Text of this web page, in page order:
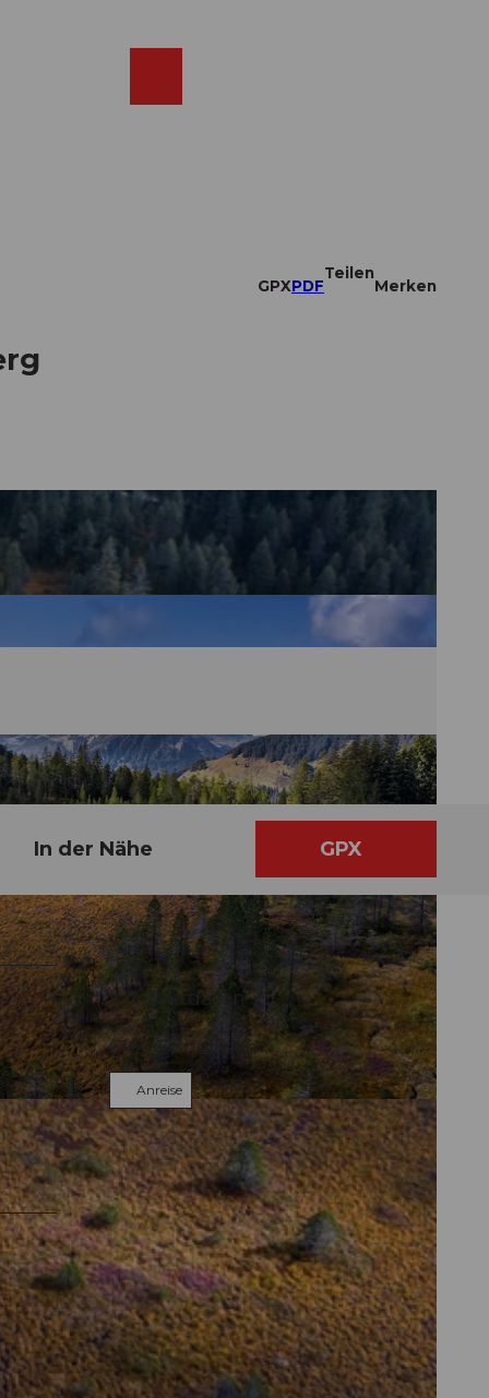
GPXPDF
Teilen
Merken
In der Nähe GPX
Kontaktdaten
6162 Entlebuch
Anreise